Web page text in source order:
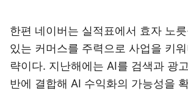
한편 네이버는 실적표에서 효자 노
있는 커머스를 주력으로 사업을 키
략이다. 지난해에는 AI를 검색과 광
반에 결합해 AI 수익화의 가능성을